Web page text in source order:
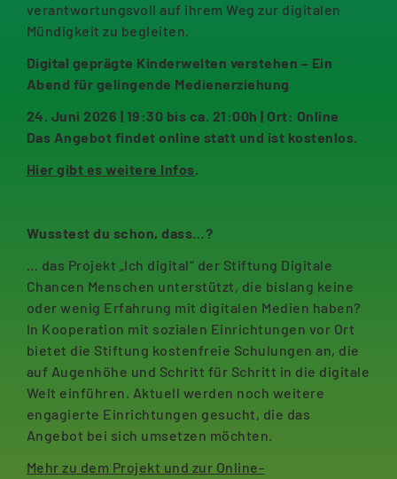
verantwortungsvoll auf ihrem Weg zur digitalen
Mündigkeit zu begleiten.
Digital geprägte Kinderwelten verstehen – Ein
Abend für gelingende Medienerziehung
24. Juni 2026 | 19:30 bis ca. 21:00h | Ort: Online
Das Angebot findet online statt und ist kostenlos.
Hier gibt es weitere Infos.
Wusstest du schon, dass…?
… das Projekt „Ich digital“ der Stiftung Digitale
Chancen Menschen unterstützt, die bislang keine
oder wenig Erfahrung mit digitalen Medien haben?
In Kooperation mit sozialen Einrichtungen vor Ort
bietet die Stiftung kostenfreie Schulungen an, die
auf Augenhöhe und Schritt für Schritt in die digitale
Welt einführen. Aktuell werden noch weitere
engagierte Einrichtungen gesucht, die das
Angebot bei sich umsetzen möchten.
Mehr zu dem Projekt und zur Online-